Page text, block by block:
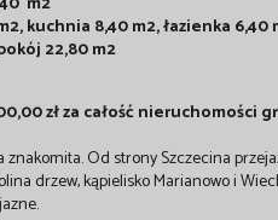
kuchnia 8,40 m2, łazienka 6,40
22,80 m2
zł za całość
Od strony Szczecina
drzew, kąpielisko Marianowo i